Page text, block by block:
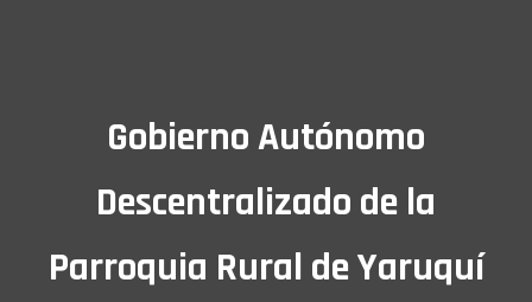
Gobierno Autónomo
Descentralizado de la
Parroquia Rural de Yaruquí